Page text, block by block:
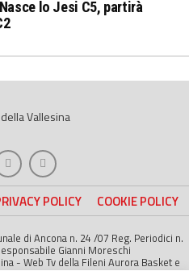
lo Jesi C5, partirà
POLICY COOKIE POLICY
di Ancona n. 24 /07 Reg. Periodici n.
Gianni Moreschi
- Web Tv della Fileni Aurora Basket e